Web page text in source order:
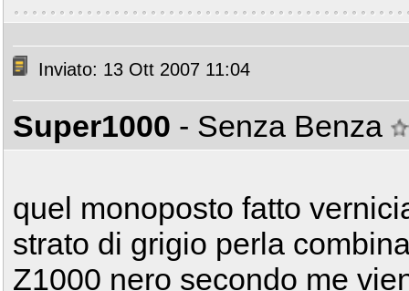
Inviato: 13 Ott 2007 11:04
Super1000 - Senza Benza
quel monoposto fatto
strato di grigio perla
Z1000 nero secondo me